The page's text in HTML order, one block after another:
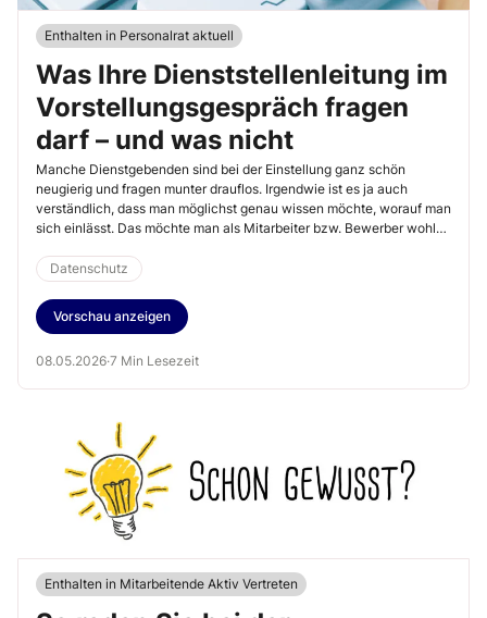
Enthalten in Personalrat aktuell
Was Ihre Dienststellenleitung im
Vorstellungsgespräch fragen
darf – und was nicht
Manche Dienstgebenden sind bei der Einstellung ganz schön
neugierig und fragen munter drauflos. Irgendwie ist es ja auch
verständlich, dass man möglichst genau wissen möchte, worauf man
sich einlässt. Das möchte man als Mitarbeiter bzw. Bewerber wohl
entscheidenden Unterschied zwischen Bewerber und
Dienstgebendem.
Datenschutz
Vorschau anzeigen
08.05.2026·7 Min Lesezeit
Enthalten in Mitarbeitende Aktiv Vertreten